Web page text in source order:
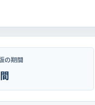
の期間